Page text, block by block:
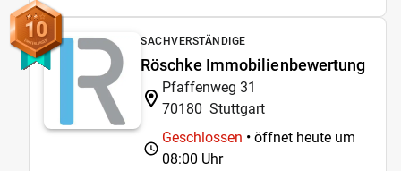
10 SACHVERSTÄNDIGE
Röschke Immobilienbewertung
Pfaffenweg 31
70180 Stuttgart
Geschlossen • öffnet heute um
08:00 Uhr